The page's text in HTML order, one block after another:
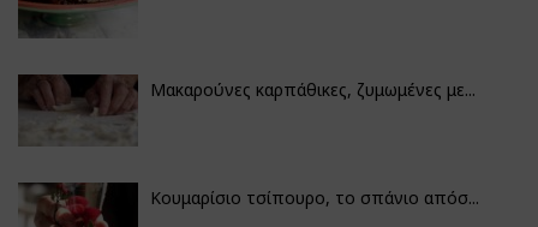
Μακαρούνες καρπάθικες, ζυμωμένες με...
Κουμαρίσιο τσίπουρο, το σπάνιο απόσ...